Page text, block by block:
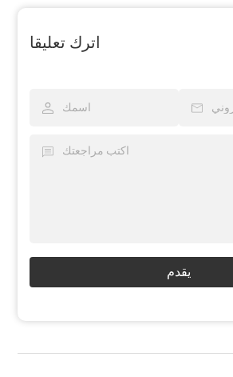
اترك تعليقا
يقدم